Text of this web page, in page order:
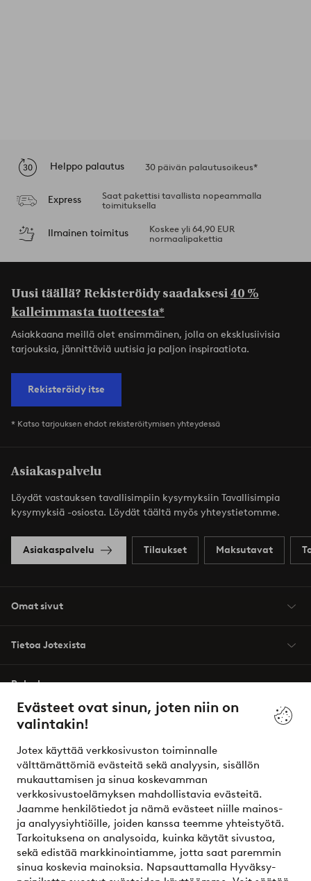
Evästeet ovat sinun, joten niin on
valintakin!
Jotex käyttää verkkosivuston toiminnalle
välttämättömiä evästeitä sekä analyysin, sisällön
mukauttamisen ja sinua koskevamman
verkkosivustoelämyksen mahdollistavia evästeitä.
Jaamme henkilötiedot ja nämä evästeet niille mainos-
ja analyysiyhtiöille, joiden kanssa teemme yhteistyötä.
Tarkoituksena on analysoida, kuinka käytät sivustoa,
sekä edistää markkinointiamme, jotta saat paremmin
sinua koskevia mainoksia. Napsauttamalla Hyväksy-
Helppo palautus 30 päivän palautusoikeus*
Express
Saat pakettisi tavallista nopeammalla
toimituksella
Ilmainen toimitus
Koskee yli 64,90 EUR
normaalipakettia
Uusi täällä? Rekisteröidy saadaksesi40 %
kalleimmasta tuotteesta*
Asiakkaana meillä olet ensimmäinen, jolla on eksklusiivisia
tarjouksia, jännittäviä uutisia ja paljon inspiraatiota.
Rekisteröidy itse
* Katso tarjouksen ehdot rekisteröitymisen yhteydessä
Asiakaspalvelu
Löydät vastauksen tavallisimpiin kysymyksiin Tavallisimpia
kysymyksiä -osiosta. Löydät täältä myös yhteystietomme.
Asiakaspalvelu Tilaukset Maksutavat
Omat sivut
Tietoa Jotexista
Palvelumme
Ehdot
Ystävät
Turvalliset maksut – maksa nyt tai erissä
Haluatko tietää lisää maksuvaihtoehdoistamme?
elpy